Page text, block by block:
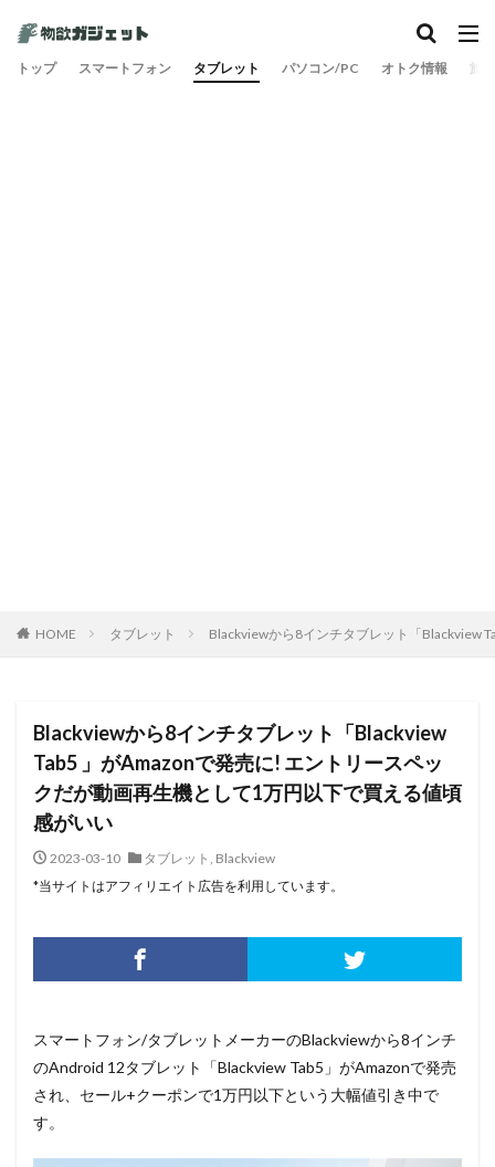
トップ スマートフォン タブレット パソコン/PC オトク情報 旅
HOME タブレット Blackviewから8インチタブレット「Blackview
Blackviewから8インチタブレット「Blackview
Tab5 」がAmazonで発売に! エントリースペッ
クだが動画再生機として1万円以下で買える値頃
感がいい
2023-03-10 タブレット , Blackview
*当サイトはアフィリエイト広告を利用しています。
スマートフォン/タブレットメーカーのBlackviewから8インチ
のAndroid 12タブレット「Blackview Tab5」がAmazonで発売
され、セール+クーポンで1万円以下という大幅値引き中で
す。